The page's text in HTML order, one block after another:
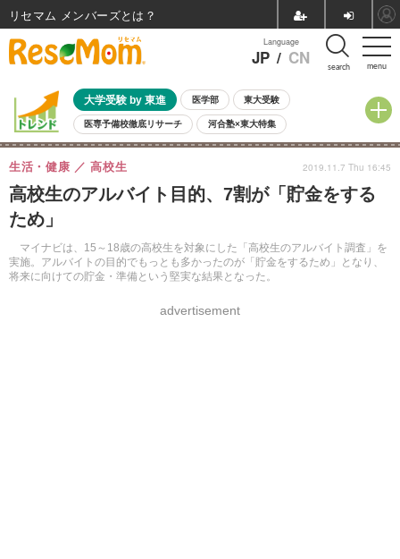
menu
Language
JP / CN search
大学受験 by 東進 医学部 東大受験
医専予備校徹底リサーチ 河合塾×東大特集
親子で考える大学選び 高校受験 中学受験 小学校受験
共通テスト 夏休み
8月開催イベント・WS 全国公立高校 過去問 人気記事
自由研究教材（小学生向け）
高校生のアルバイト目的、7割が「貯金をする
ため」
マイナビは、15～18歳の高校生を対象にした「高校生のアルバイト調査」を
実施。アルバイトの目的でもっとも多かったのが「貯金をするため」となり、
将来に向けての貯金・準備という堅実な結果となった。
生活・健康 高校生
advertisement
2019.11.7 Thu 16:45
リセマム メンバーズ